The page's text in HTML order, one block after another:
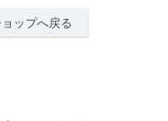
ョップへ戻る